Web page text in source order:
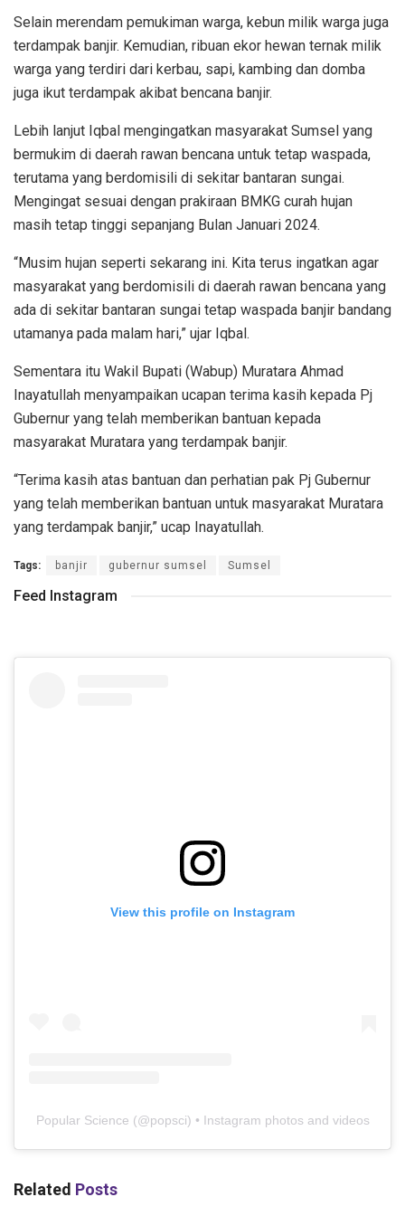
Selain merendam pemukiman warga, kebun milik warga juga
terdampak banjir. Kemudian, ribuan ekor hewan ternak milik
warga yang terdiri dari kerbau, sapi, kambing dan domba
juga ikut terdampak akibat bencana banjir.
Lebih lanjut Iqbal mengingatkan masyarakat Sumsel yang
bermukim di daerah rawan bencana untuk tetap waspada,
terutama yang berdomisili di sekitar bantaran sungai.
Mengingat sesuai dengan prakiraan BMKG curah hujan
masih tetap tinggi sepanjang Bulan Januari 2024.
“Musim hujan seperti sekarang ini. Kita terus ingatkan agar
masyarakat yang berdomisili di daerah rawan bencana yang
ada di sekitar bantaran sungai tetap waspada banjir bandang
utamanya pada malam hari,” ujar Iqbal.
Sementara itu Wakil Bupati (Wabup) Muratara Ahmad
Inayatullah menyampaikan ucapan terima kasih kepada Pj
Gubernur yang telah memberikan bantuan kepada
masyarakat Muratara yang terdampak banjir.
“Terima kasih atas bantuan dan perhatian pak Pj Gubernur
yang telah memberikan bantuan untuk masyarakat Muratara
yang terdampak banjir,” ucap Inayatullah.
Tags: banjir gubernur sumsel Sumsel
Feed Instagram
View this profile on Instagram
Popular Science (@popsci) • Instagram photos and videos
Related Posts